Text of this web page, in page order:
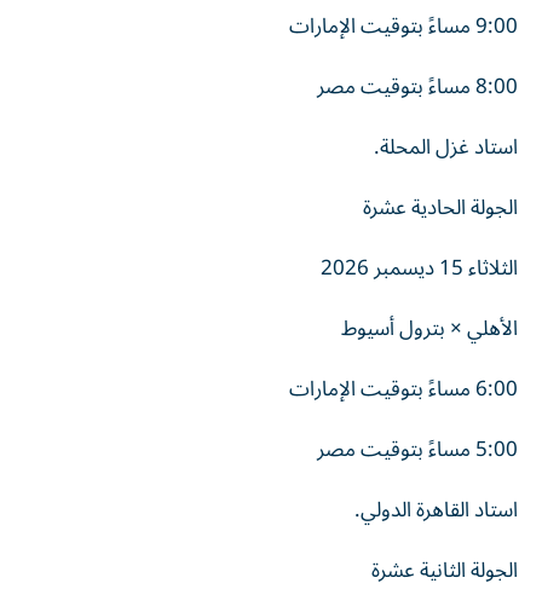
9:00 مساءً بتوقيت الإمارات
8:00 مساءً بتوقيت مصر
استاد غزل المحلة.
الجولة الحادية عشرة
الثلاثاء 15 ديسمبر 2026
الأهلي × بترول أسيوط
6:00 مساءً بتوقيت الإمارات
5:00 مساءً بتوقيت مصر
استاد القاهرة الدولي.
الجولة الثانية عشرة